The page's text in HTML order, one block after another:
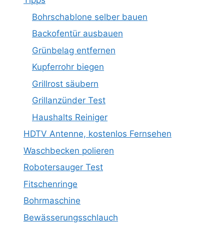
Bohrschablone selber bauen
Backofentür ausbauen
Grünbelag entfernen
Kupferrohr biegen
Grillrost säubern
Grillanzünder Test
Haushalts Reiniger
HDTV Antenne, kostenlos Fernsehen
Waschbecken polieren
Robotersauger Test
Fitschenringe
Bohrmaschine
Bewässerungsschlauch